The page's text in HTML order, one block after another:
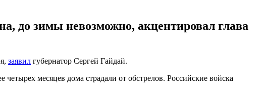
до зимы невозможно, акцентировал глава
заявил губернатор Сергей Гайдай.
месяцев дома страдали от обстрелов. Российские войска